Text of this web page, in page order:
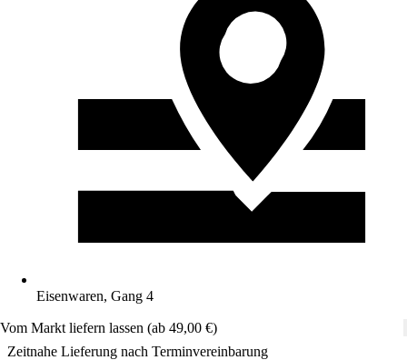
Eisenwaren, Gang 4
Vom Markt liefern lassen (ab 49,00 €)
Zeitnahe Lieferung nach Terminvereinbarung